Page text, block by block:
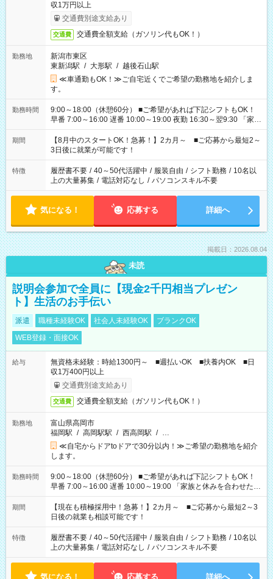
収1万円以上
交通費別途支給あり
交通費 交通費全額支給（ガソリン代もOK！）
勤務地
新潟市東区
東新潟駅 / 大形駅 / 越後石山駅
≪車通勤もOK！≫ご自宅近くでご希望の勤務地を紹介しま
す。
勤務時間
9:00～18:00（休憩60分） ■ご希望があれば下記シフトもOK！
早番 7:00～16:00 遅番 10:00～19:00 夜勤 16:30～翌9:30 「家族
と休みを合わせたい」 「余裕を持って夕飯の準備がしたい」
「できれば残業はしたくない」 など、ご希望を教えてください
ね。 ※Wワーク希望の方へ 今ご覧のお仕事で希望する勤務時間
と、もう1つのお仕事の勤務時間。 合計で週40時間を超える場
合は応募できません。
期間
【8月中のスタートOK！急募！】2カ月～ ■ご応募から最短2～
3日後に就業が可能です！
特徴 履歴書不要 / 40～50代活躍中 / 服装自由 / シフト勤務 / 10名以
上の大量募集 / 電話対応なし / パソコンスキル不要
気になる！ 応募する 詳細へ
掲載日：2026.08.04
未読
説明会参加で全員に【現金2千円相当プレゼン
ト】生活のお手伝い
派遣 職種未経験OK 社会人未経験OK
ブランクOK
WEB登録・面接OK
給与
無資格未経験：時給1300円～ ■週払いOK ■扶養内OK ■日
収1万400円以上
交通費別途支給あり
交通費 交通費全額支給（ガソリン代もOK！）
勤務地
富山県高岡市
福岡駅 / 高岡駅駅 / 西高岡駅 / …
≪自宅からドアtoドアで30分以内！≫ご希望の勤務地を紹介
します。
勤務時間
9:00～18:00（休憩60分） ■ご希望があれば下記シフトもOK！
早番 7:00～16:00 遅番 10:00～19:00 「家族と休みを合わせた
い」 「余裕を持って夕飯の準備がしたい」 「できれば残業はし
たくない」 など、ご希望を教えてくださいね。 ※Wワーク希望
の方へ 今ご覧のお仕事で希望する勤務時間と、もう1つのお仕事
の勤務時間。 合計で週40時間を超える場合は応募できません。
期間
【現在も積極採用中！急募！】2カ月～ ■ご応募から最短2～3
日後の就業も相談可能です！
特徴 履歴書不要 / 40～50代活躍中 / 服装自由 / シフト勤務 / 10名以
上の大量募集 / 電話対応なし / パソコンスキル不要
気になる！ 応募する 詳細へ